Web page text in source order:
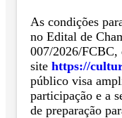
As condições
no Edital de
007/2026/FCBC,
site https://
público visa
participação e a
de preparação